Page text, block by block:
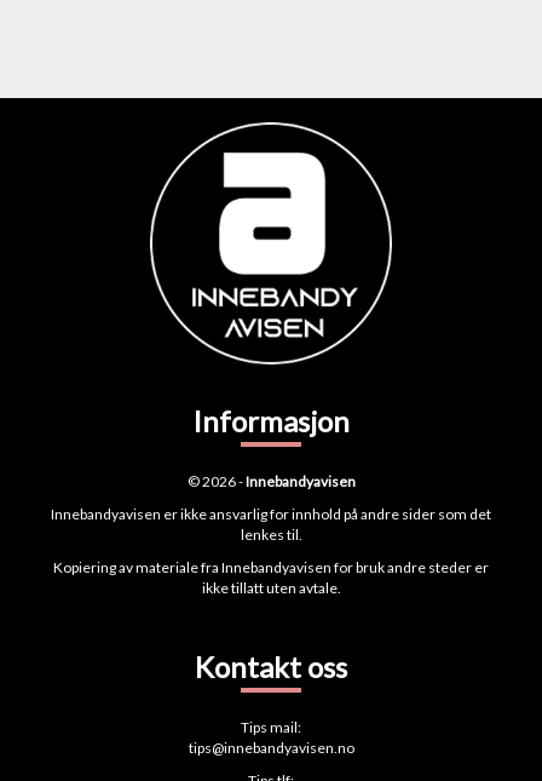
Informasjon
© 2026 -Innebandyavisen
Innebandyavisen er ikke ansvarlig for innhold på andre sider som det
lenkes til.
Kopiering av materiale fra Innebandyavisen for bruk andre steder er
ikke tillatt uten avtale.
Kontakt oss
Tips mail:
tips@innebandyavisen.no